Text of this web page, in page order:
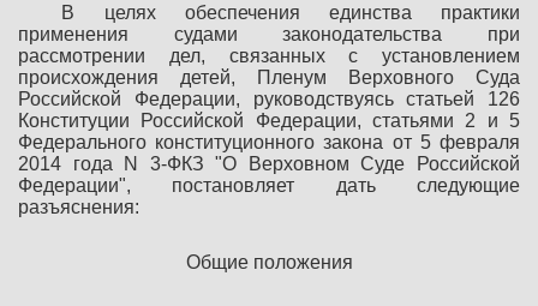
В целях обеспечения единства практики
применения судами законодательства при
рассмотрении дел, связанных с установлением
происхождения детей, Пленум Верховного Суда
Российской Федерации, руководствуясь статьей 126
Конституции Российской Федерации, статьями 2 и 5
Федерального конституционного закона от 5 февраля
2014 года N 3-ФКЗ "О Верховном Суде Российской
Федерации", постановляет дать следующие
разъяснения:
Общие положения